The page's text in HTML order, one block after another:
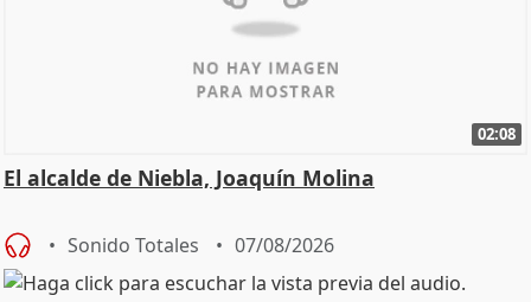
02:08
El alcalde de Niebla, Joaquín Molina
Sonido Totales 07/08/2026